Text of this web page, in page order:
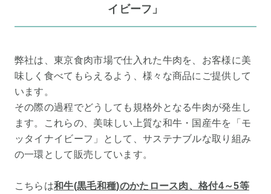
イビーフ」
弊社は、東京食肉市場で仕入れた牛肉を、お客様に美
味しく食べてもらえるよう、様々な商品にご提供して
います。
その際の過程でどうしても規格外となる牛肉が発生し
ます。これらの、美味しい上質な和牛・国産牛を「モ
ッタイナイビーフ」として、サステナブルな取り組み
の一環として販売しています。
こちらは和牛(黒毛和種)のかたロース肉、格付4～5等